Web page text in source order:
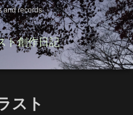
and records
ト創作日記
スト